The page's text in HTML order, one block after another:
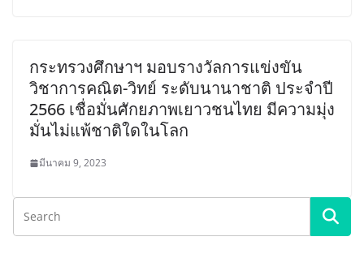
กระทรวงศึกษาฯ มอบรางวัลการแข่งขัน
วิชาการคณิต-วิทย์ ระดับนานาชาติ ประจำปี
2566 เชื่อมั่นศักยภาพเยาวชนไทย มีความมุ่ง
มั่นไม่แพ้ชาติใดในโลก
มีนาคม 9, 2023